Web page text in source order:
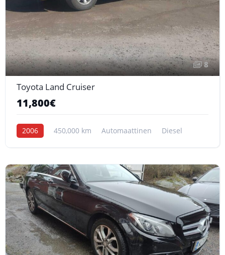
8
Toyota Land Cruiser
11,800€
2006 450,000 km Automaattinen Diesel